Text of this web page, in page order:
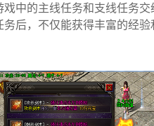
中的主线任务和支线任务
后，不仅能获得丰富的经